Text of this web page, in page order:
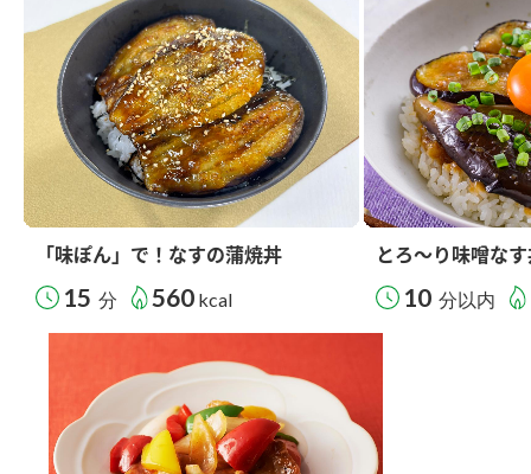
「味ぽん」で！なすの蒲焼丼
15 分 560 kcal
とろ～り味噌な
10 分以内